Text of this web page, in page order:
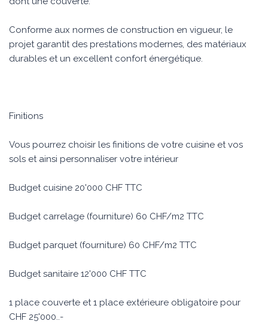
Conforme aux normes de construction en vigueur, le
projet garantit des prestations modernes, des matériaux
durables et un excellent confort énergétique.
Finitions
Vous pourrez choisir les finitions de votre cuisine et vos
sols et ainsi personnaliser votre intérieur
Budget cuisine 20'000 CHF TTC
Budget carrelage (fourniture) 60 CHF/m2 TTC
Budget parquet (fourniture) 60 CHF/m2 TTC
Budget sanitaire 12'000 CHF TTC
1 place couverte et 1 place extérieure obligatoire pour
CHF 25'000..-